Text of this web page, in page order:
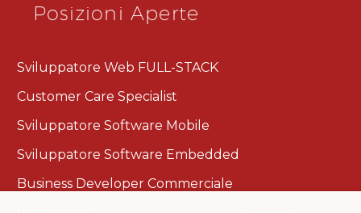
Posizioni Aperte
Sviluppatore Web FULL-STACK
Customer Care Specialist​
Sviluppatore Software Mobile
Sviluppatore Software Embedded
Business Developer Commerciale